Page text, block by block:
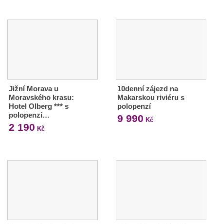
Jižní Morava u
Moravského krasu:
Hotel Olberg *** s
polopenzí…
2 190 Kč
10denní zájezd na
Makarskou riviéru s
polopenzí
9 990 Kč